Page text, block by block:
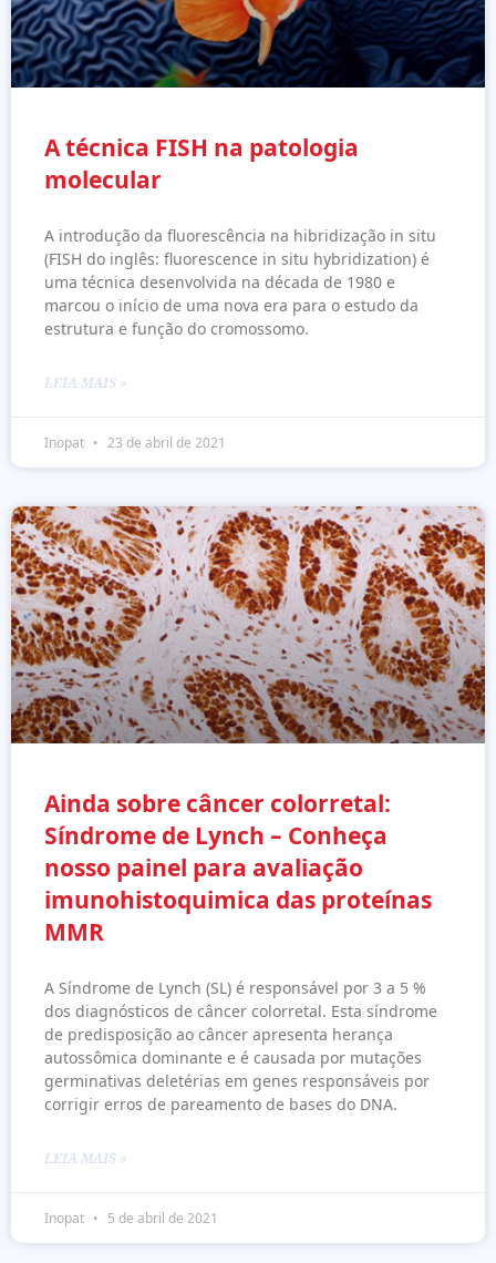
A técnica FISH na patologia
molecular
A introdução da fluorescência na hibridização in situ
(FISH do inglês: fluorescence in situ hybridization) é
uma técnica desenvolvida na década de 1980 e
marcou o início de uma nova era para o estudo da
estrutura e função do cromossomo.
LEIA MAIS »
Inopat 23 de abril de 2021
Ainda sobre câncer colorretal:
Síndrome de Lynch – Conheça
nosso painel para avaliação
imunohistoquimica das proteínas
MMR
A Síndrome de Lynch (SL) é responsável por 3 a 5 %
dos diagnósticos de câncer colorretal. Esta síndrome
de predisposição ao câncer apresenta herança
autossômica dominante e é causada por mutações
germinativas deletérias em genes responsáveis por
corrigir erros de pareamento de bases do DNA.
LEIA MAIS »
Inopat 5 de abril de 2021